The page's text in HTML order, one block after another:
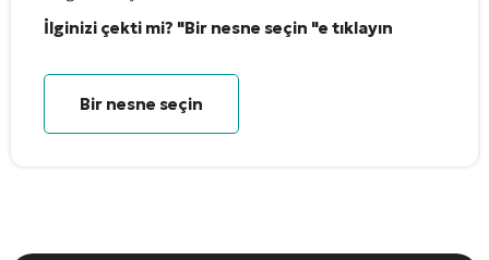
İlginizi çekti mi? "Bir nesne seçin "e tıklayın
Bir nesne seçin